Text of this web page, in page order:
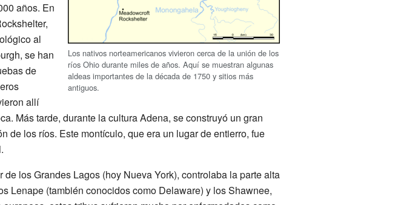
Los nativos norteamericanos vivieron cerca de la unión de los
ríos Ohio durante miles de años. Aquí se muestran algunas
aldeas importantes de la década de 1750 y sitios más
antiguos.
años. En
al
se han
de
allí
Más tarde, durante la cultura Adena, se construyó un gran
de los ríos. Este montículo, que era un lugar de entierro, fue
los Grandes Lagos (hoy Nueva York), controlaba la parte alta
Lenape (también conocidos como Delaware) y los Shawnee,